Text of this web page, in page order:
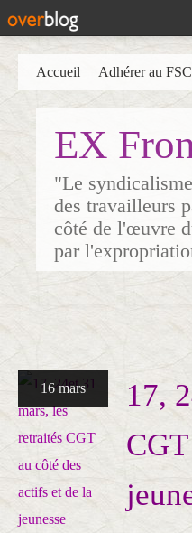
EX
"Le
des travailleurs
côté de l'œuvre
par
Accueil Adhérer au FSC
16 mars
17,